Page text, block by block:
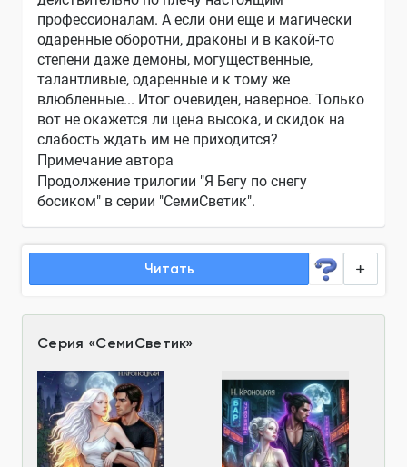
профессионалам. А если они еще и магически
одаренные оборотни, драконы и в какой-то
степени даже демоны, могущественные,
талантливые, одаренные и к тому же
влюбленные... Итог очевиден, наверное. Только
вот не окажется ли цена высока, и скидок на
слабость ждать им не приходится?
Примечание автора
Продолжение трилогии "Я Бегу по снегу
босиком" в серии "СемиСветик".
Читать
Серия «СемиСветик»